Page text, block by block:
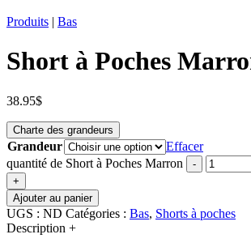
Produits | Bas
Short à Poches
38.95$
Charte des grandeurs
Grandeur
Effacer
quantité de Short à Poches Marron
-
+
Ajouter au panier
UGS : ND Catégories : Bas, Shorts à poches
Description +